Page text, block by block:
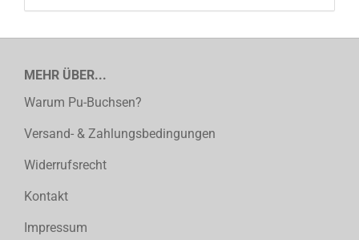
MEHR ÜBER...
Warum Pu-Buchsen?
Versand- & Zahlungsbedingungen
Widerrufsrecht
Kontakt
Impressum